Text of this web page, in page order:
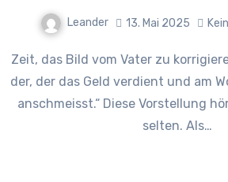
Leander 13. Mai 2025
Zeit, das Bild vom Vater zu korrigieren „Ein Vater, das ist
der, der das Geld verdient und am
anschmeisst.“ Diese Vorstellung
selten. Als…